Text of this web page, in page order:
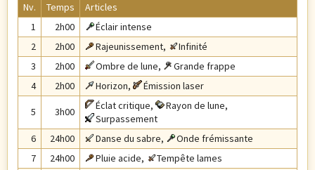
Nv. Temps
Articles
1
2h00
Éclair intense
2
2h00 Rajeunissement,
Infinité
3
2h00 Ombre de lune,
Grande frappe
4
2h00 Horizon, Émission laser
5 3h00 Éclat critique, Rayon de lune,
Surpassement
6
24h00 Danse du sabre,
Onde frémissante
7
24h00 Pluie acide,
Tempête lames